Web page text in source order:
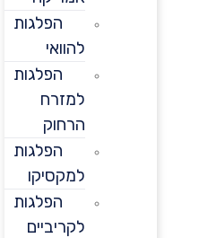
הפלגות
הפלגות
למזרח
הרחוק
הפלגות
למקסיקו
הפלגות
לקריביים